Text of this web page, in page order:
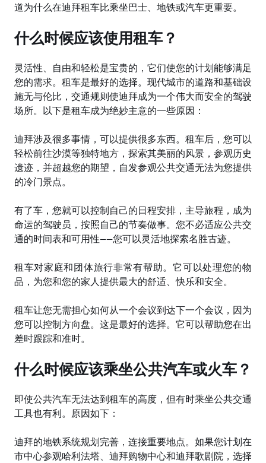
道为什么在迪拜租车比乘坐巴士、地铁或汽车更重要。
什么时候应该使用租车？
灵活性、自由和轻松是宝贵的，它们使您的计划能够满足
您的需求。租车是最好的选择。现代城市的道路和基础设
施无与伦比，交通规则使迪拜成为一个伟大而安全的驾驶
场所。以下是租车成为绝妙主意的一些原因：
迪拜涉及很多事情，可以提供很多东西。租车后，您可以
轻松前往沙漠等独特地方，探索其美丽的风景，参观历史
遗迹，并超越您的期望，自发参观公共交通无法为您提供
的冷门景点。
有了车，您就可以控制自己的日程安排，主导旅程，成为
命运的驾驶员，按照自己的节奏做事。您不必适应公共交
通的时间表和可用性——您可以灵活地探索名胜古迹。
租车对家庭和团体旅行非常有帮助。它可以处理您的物
品，为您和您的家人提供最大的舒适、快乐和安全。
租车让您无需担心如何从一个会议到达下一个会议，因为
您可以控制方向盘。这是最好的选择。它可以帮助您在出
差时跟踪和准时。
什么时候应该乘坐公共汽车或火车？
即使公共汽车无法达到租车的高度，但有时乘坐公共交通
工具也有利。原因如下：
迪拜的地铁系统规划完善，连接重要地点。如果您计划在
市中心参观哈利法塔、迪拜购物中心和迪拜歌剧院，选择